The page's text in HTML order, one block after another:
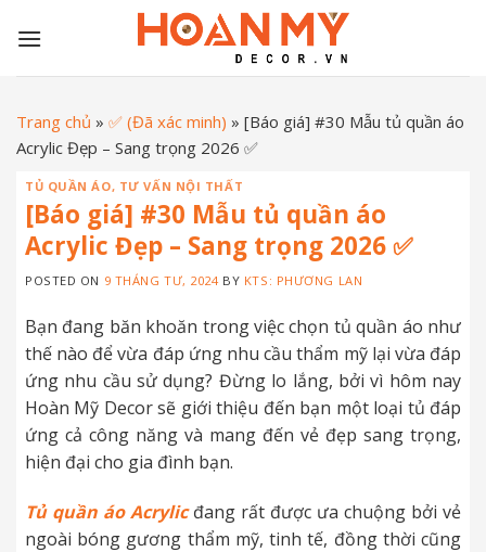
Trang chủ » ✅ (Đã xác minh) » [Báo giá] #30 Mẫu tủ quần áo
Acrylic Đẹp – Sang trọng 2026 ✅
TỦ QUẦN ÁO, TƯ VẤN NỘI THẤT
[Báo giá] #30 Mẫu tủ quần áo
Acrylic Đẹp – Sang trọng 2026 ✅
POSTED ON 9 THÁNG TƯ, 2024BY KTS: PHƯƠNG LAN
Bạn đang băn khoăn trong việc chọn tủ quần áo như
thế nào để vừa đáp ứng nhu cầu thẩm mỹ lại vừa đáp
ứng nhu cầu sử dụng? Đừng lo lắng, bởi vì hôm nay
Hoàn Mỹ Decor sẽ giới thiệu đến bạn một loại tủ đáp
ứng cả công năng và mang đến vẻ đẹp sang trọng,
hiện đại cho gia đình bạn.
Tủ quần áo Acrylicđang rất được ưa chuộng bởi vẻ
ngoài bóng gương thẩm mỹ, tinh tế, đồng thời cũng